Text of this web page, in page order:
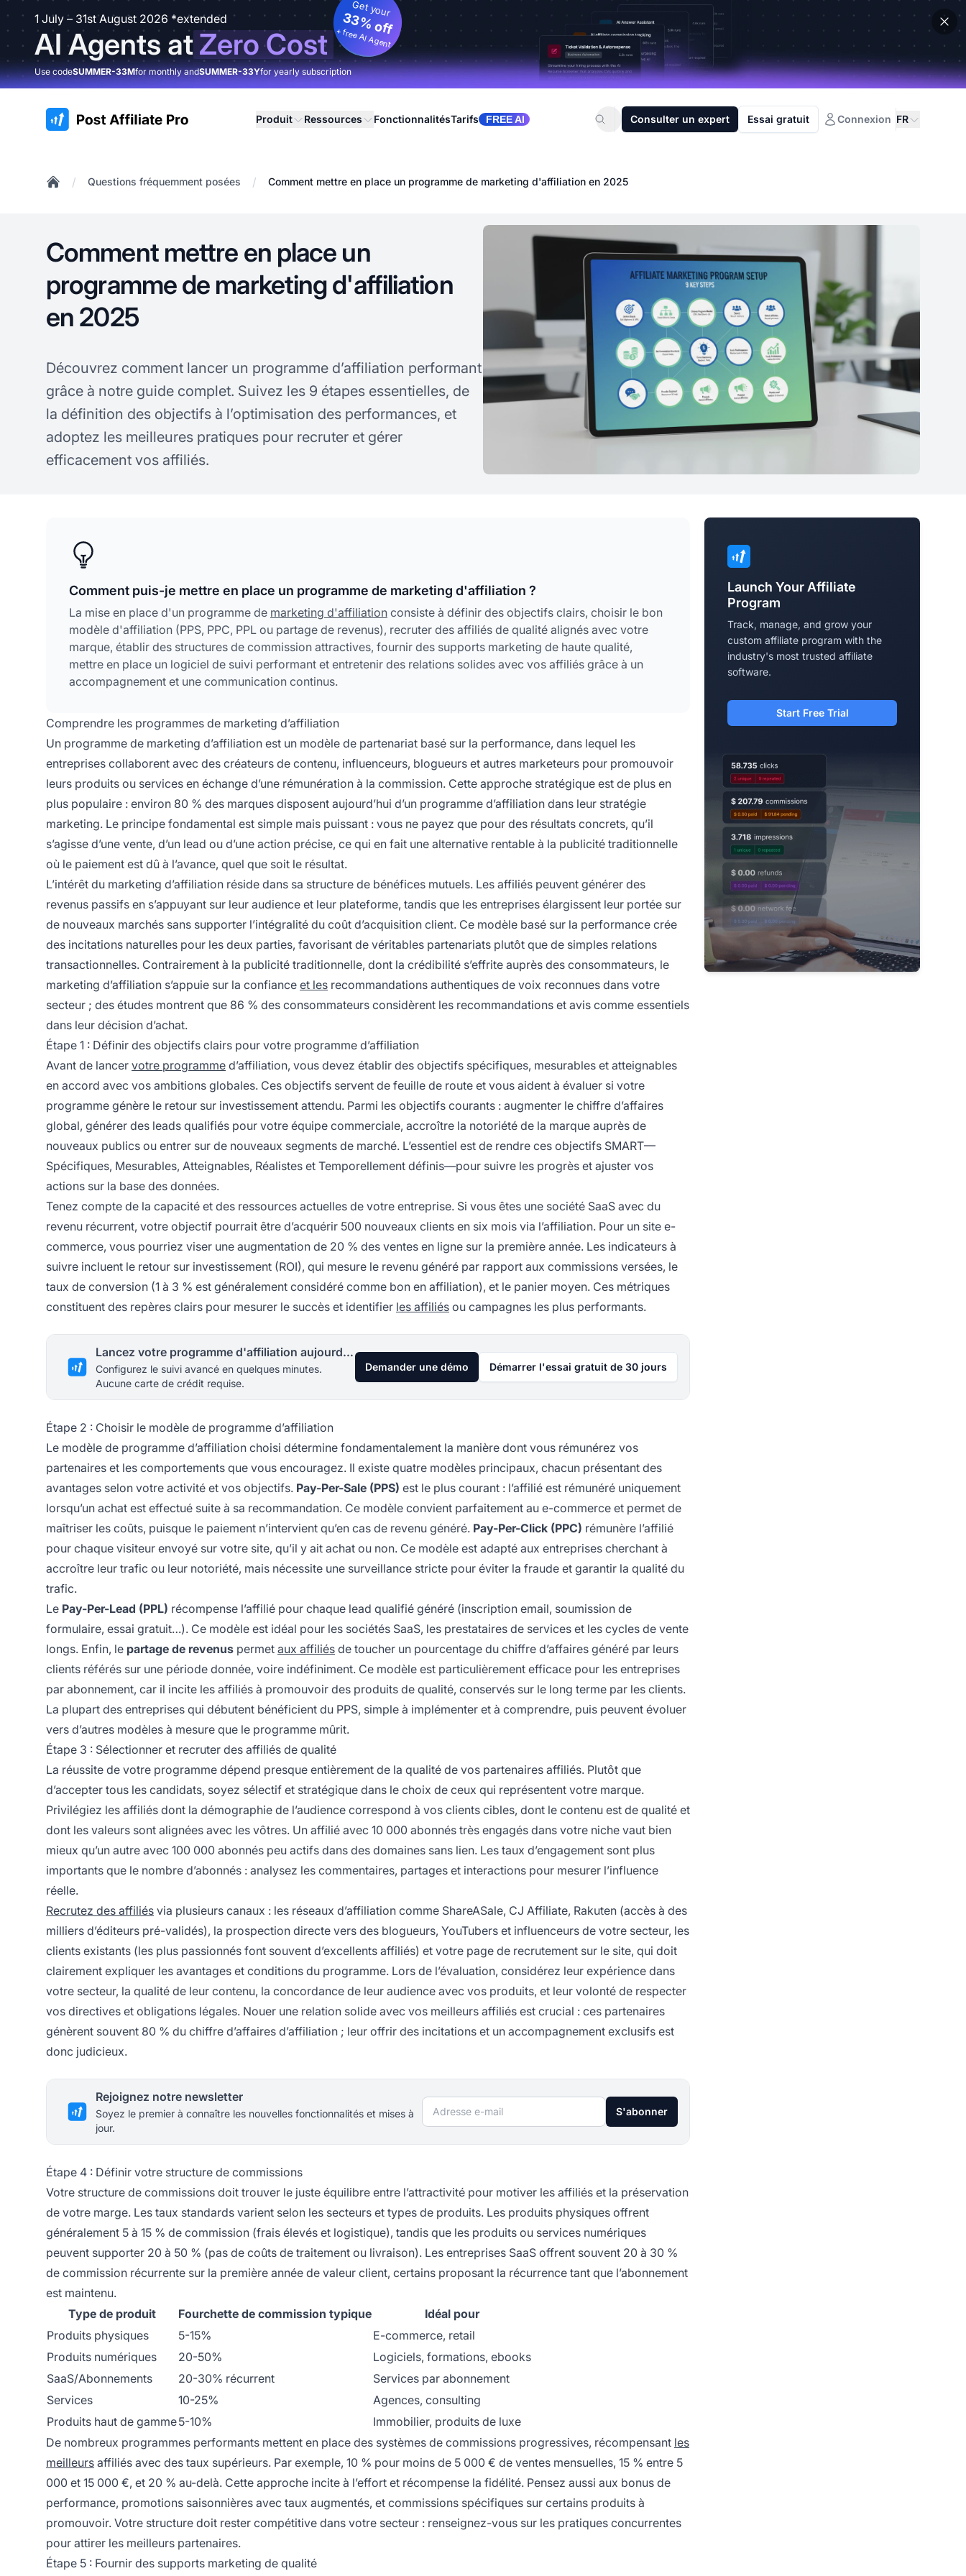
1 July – 31st August 2026 *extended
AI Agents atZero Cost
Get your
33% off
+ free AI Agent
Use codeSUMMER-33Mfor monthly andSUMMER-33Yfor yearly subscription
:site.title Produit Ressources FonctionnalitésTarifs FREE AI Consulter un expert Essai gratuit Connexion FR
/ Questions fréquemment posées / Comment mettre en place un programme de marketing d'affiliation en 2025
Comment mettre en place un
programme de marketing d'affiliation
en 2025
Découvrez comment lancer un programme d’affiliation performant
grâce à notre guide complet. Suivez les 9 étapes essentielles, de
la définition des objectifs à l’optimisation des performances, et
adoptez les meilleures pratiques pour recruter et gérer
efficacement vos affiliés.
Comment puis-je mettre en place un programme de marketing d'affiliation ?
La mise en place d'un programme de marketing d'affiliation consiste à définir des objectifs clairs, choisir le bon
modèle d'affiliation (PPS, PPC, PPL ou partage de revenus), recruter des affiliés de qualité alignés avec votre
marque, établir des structures de commission attractives, fournir des supports marketing de haute qualité,
mettre en place un logiciel de suivi performant et entretenir des relations solides avec vos affiliés grâce à un
accompagnement et une communication continus.
Comprendre les programmes de marketing d’affiliation
Un programme de marketing d’affiliation est un modèle de partenariat basé sur la performance, dans lequel les
entreprises collaborent avec des créateurs de contenu, influenceurs, blogueurs et autres marketeurs pour promouvoir
leurs produits ou services en échange d’une rémunération à la commission. Cette approche stratégique est de plus en
plus populaire : environ 80 % des marques disposent aujourd’hui d’un programme d’affiliation dans leur stratégie
marketing. Le principe fondamental est simple mais puissant : vous ne payez que pour des résultats concrets, qu’il
s’agisse d’une vente, d’un lead ou d’une action précise, ce qui en fait une alternative rentable à la publicité traditionnelle
où le paiement est dû à l’avance, quel que soit le résultat.
L’intérêt du marketing d’affiliation réside dans sa structure de bénéfices mutuels. Les affiliés peuvent générer des
revenus passifs en s’appuyant sur leur audience et leur plateforme, tandis que les entreprises élargissent leur portée sur
de nouveaux marchés sans supporter l’intégralité du coût d’acquisition client. Ce modèle basé sur la performance crée
des incitations naturelles pour les deux parties, favorisant de véritables partenariats plutôt que de simples relations
transactionnelles. Contrairement à la publicité traditionnelle, dont la crédibilité s’effrite auprès des consommateurs, le
marketing d’affiliation s’appuie sur la confiance et les recommandations authentiques de voix reconnues dans votre
secteur ; des études montrent que 86 % des consommateurs considèrent les recommandations et avis comme essentiels
dans leur décision d’achat.
Étape 1 : Définir des objectifs clairs pour votre programme d’affiliation
Avant de lancer votre programme d’affiliation, vous devez établir des objectifs spécifiques, mesurables et atteignables
en accord avec vos ambitions globales. Ces objectifs servent de feuille de route et vous aident à évaluer si votre
programme génère le retour sur investissement attendu. Parmi les objectifs courants : augmenter le chiffre d’affaires
global, générer des leads qualifiés pour votre équipe commerciale, accroître la notoriété de la marque auprès de
nouveaux publics ou entrer sur de nouveaux segments de marché. L’essentiel est de rendre ces objectifs SMART—
Spécifiques, Mesurables, Atteignables, Réalistes et Temporellement définis—pour suivre les progrès et ajuster vos
actions sur la base des données.
Tenez compte de la capacité et des ressources actuelles de votre entreprise. Si vous êtes une société SaaS avec du
revenu récurrent, votre objectif pourrait être d’acquérir 500 nouveaux clients en six mois via l’affiliation. Pour un site e-
commerce, vous pourriez viser une augmentation de 20 % des ventes en ligne sur la première année. Les indicateurs à
suivre incluent le retour sur investissement (ROI), qui mesure le revenu généré par rapport aux commissions versées, le
taux de conversion (1 à 3 % est généralement considéré comme bon en affiliation), et le panier moyen. Ces métriques
constituent des repères clairs pour mesurer le succès et identifier les affiliés ou campagnes les plus performants.
Lancez votre programme d'affiliation aujourd'hui
Configurez le suivi avancé en quelques minutes.
Aucune carte de crédit requise.
Demander une démo Démarrer l'essai gratuit de 30 jours
Étape 2 : Choisir le modèle de programme d’affiliation
Le modèle de programme d’affiliation choisi détermine fondamentalement la manière dont vous rémunérez vos
partenaires et les comportements que vous encouragez. Il existe quatre modèles principaux, chacun présentant des
avantages selon votre activité et vos objectifs. Pay-Per-Sale (PPS) est le plus courant : l’affilié est rémunéré uniquement
lorsqu’un achat est effectué suite à sa recommandation. Ce modèle convient parfaitement au e-commerce et permet de
maîtriser les coûts, puisque le paiement n’intervient qu’en cas de revenu généré. Pay-Per-Click (PPC) rémunère l’affilié
pour chaque visiteur envoyé sur votre site, qu’il y ait achat ou non. Ce modèle est adapté aux entreprises cherchant à
accroître leur trafic ou leur notoriété, mais nécessite une surveillance stricte pour éviter la fraude et garantir la qualité du
trafic.
Le Pay-Per-Lead (PPL) récompense l’affilié pour chaque lead qualifié généré (inscription email, soumission de
formulaire, essai gratuit…). Ce modèle est idéal pour les sociétés SaaS, les prestataires de services et les cycles de vente
longs. Enfin, le partage de revenus permet aux affiliés de toucher un pourcentage du chiffre d’affaires généré par leurs
clients référés sur une période donnée, voire indéfiniment. Ce modèle est particulièrement efficace pour les entreprises
par abonnement, car il incite les affiliés à promouvoir des produits de qualité, conservés sur le long terme par les clients.
La plupart des entreprises qui débutent bénéficient du PPS, simple à implémenter et à comprendre, puis peuvent évoluer
vers d’autres modèles à mesure que le programme mûrit.
Étape 3 : Sélectionner et recruter des affiliés de qualité
La réussite de votre programme dépend presque entièrement de la qualité de vos partenaires affiliés. Plutôt que
d’accepter tous les candidats, soyez sélectif et stratégique dans le choix de ceux qui représentent votre marque.
Privilégiez les affiliés dont la démographie de l’audience correspond à vos clients cibles, dont le contenu est de qualité et
dont les valeurs sont alignées avec les vôtres. Un affilié avec 10 000 abonnés très engagés dans votre niche vaut bien
mieux qu’un autre avec 100 000 abonnés peu actifs dans des domaines sans lien. Les taux d’engagement sont plus
importants que le nombre d’abonnés : analysez les commentaires, partages et interactions pour mesurer l’influence
réelle.
Recrutez des affiliés via plusieurs canaux : les réseaux d’affiliation comme ShareASale, CJ Affiliate, Rakuten (accès à des
milliers d’éditeurs pré-validés), la prospection directe vers des blogueurs, YouTubers et influenceurs de votre secteur, les
clients existants (les plus passionnés font souvent d’excellents affiliés) et votre page de recrutement sur le site, qui doit
clairement expliquer les avantages et conditions du programme. Lors de l’évaluation, considérez leur expérience dans
votre secteur, la qualité de leur contenu, la concordance de leur audience avec vos produits, et leur volonté de respecter
vos directives et obligations légales. Nouer une relation solide avec vos meilleurs affiliés est crucial : ces partenaires
génèrent souvent 80 % du chiffre d’affaires d’affiliation ; leur offrir des incitations et un accompagnement exclusifs est
donc judicieux.
Rejoignez notre newsletter
Soyez le premier à connaître les nouvelles fonctionnalités et mises à
jour.
Adresse e-mail S'abonner
Étape 4 : Définir votre structure de commissions
Votre structure de commissions doit trouver le juste équilibre entre l’attractivité pour motiver les affiliés et la préservation
de votre marge. Les taux standards varient selon les secteurs et types de produits. Les produits physiques offrent
généralement 5 à 15 % de commission (frais élevés et logistique), tandis que les produits ou services numériques
peuvent supporter 20 à 50 % (pas de coûts de traitement ou livraison). Les entreprises SaaS offrent souvent 20 à 30 %
de commission récurrente sur la première année de valeur client, certains proposant la récurrence tant que l’abonnement
est maintenu.
Type de produit
Fourchette de commission typique
Idéal pour
Produits physiques
5-15%
E-commerce, retail
Produits numériques
20-50%
Logiciels, formations, ebooks
SaaS/Abonnements
20-30% récurrent
Services par abonnement
Services
10-25%
Agences, consulting
Produits haut de gamme5-10%
Immobilier, produits de luxe
De nombreux programmes performants mettent en place des systèmes de commissions progressives, récompensant les
meilleurs affiliés avec des taux supérieurs. Par exemple, 10 % pour moins de 5 000 € de ventes mensuelles, 15 % entre 5
000 et 15 000 €, et 20 % au-delà. Cette approche incite à l’effort et récompense la fidélité. Pensez aussi aux bonus de
performance, promotions saisonnières avec taux augmentés, et commissions spécifiques sur certains produits à
promouvoir. Votre structure doit rester compétitive dans votre secteur : renseignez-vous sur les pratiques concurrentes
pour attirer les meilleurs partenaires.
Étape 5 : Fournir des supports marketing de qualité
Launch Your Affiliate
Program
Track, manage, and grow your
custom affiliate program with the
industry's most trusted affiliate
software.
Start Free Trial